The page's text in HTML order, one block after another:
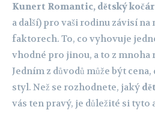
Kunert Romantic, dětský
a další) pro vaši rodinu závisí
faktorech. To, co vyhovuje
vhodné pro jinou, a to z mnoha
Jedním z důvodů může být
styl. Než se rozhodnete, jaký
vás ten pravý, je důležité si tyto